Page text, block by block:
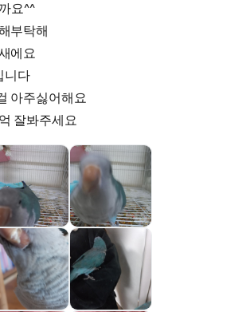
요^^
부탁해
에요
니다
아주싫어해요
잘봐주세요